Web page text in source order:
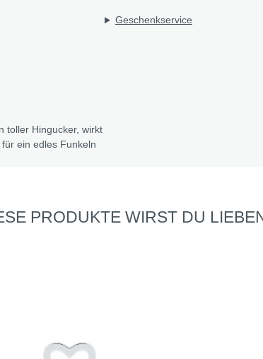
toller Hingucker, wirkt
ein edles Funkeln
Geschenkservice
PRODUKTE WIRST DU